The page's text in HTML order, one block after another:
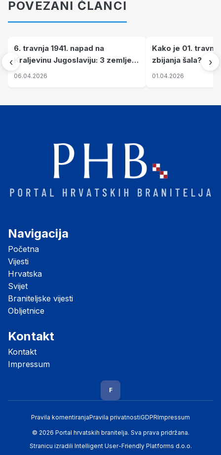
POVEZANI ČLANCI
‹
6. travnja 1941. napad na
Kraljevinu Jugoslaviju: 3 zemlje
nastale njenim raspadom
06.04.2026
Kako je 01.
zbijanja šala?
01.04.2026
›
Navigacija
Početna
Vijesti
Hrvatska
Svijet
Braniteljske vijesti
Obljetnice
Kontakt
Kontakt
Impressum
F
Pravila komentiranjaPravila privatnostiGDPRImpressum
© 2026 Portal hrvatskih branitelja. Sva prava pridržana.
Stranicu izradili Intelligent User-Friendly Platforms d.o.o.